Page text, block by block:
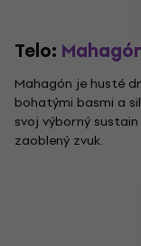
Telo:
Mahagón je husté
bohatými basmi a
svoj výborný
zaoblený zvuk.